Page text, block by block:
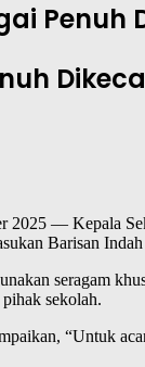
2025 — Kepala
Barisan
seragam
sekolah.
“Untuk